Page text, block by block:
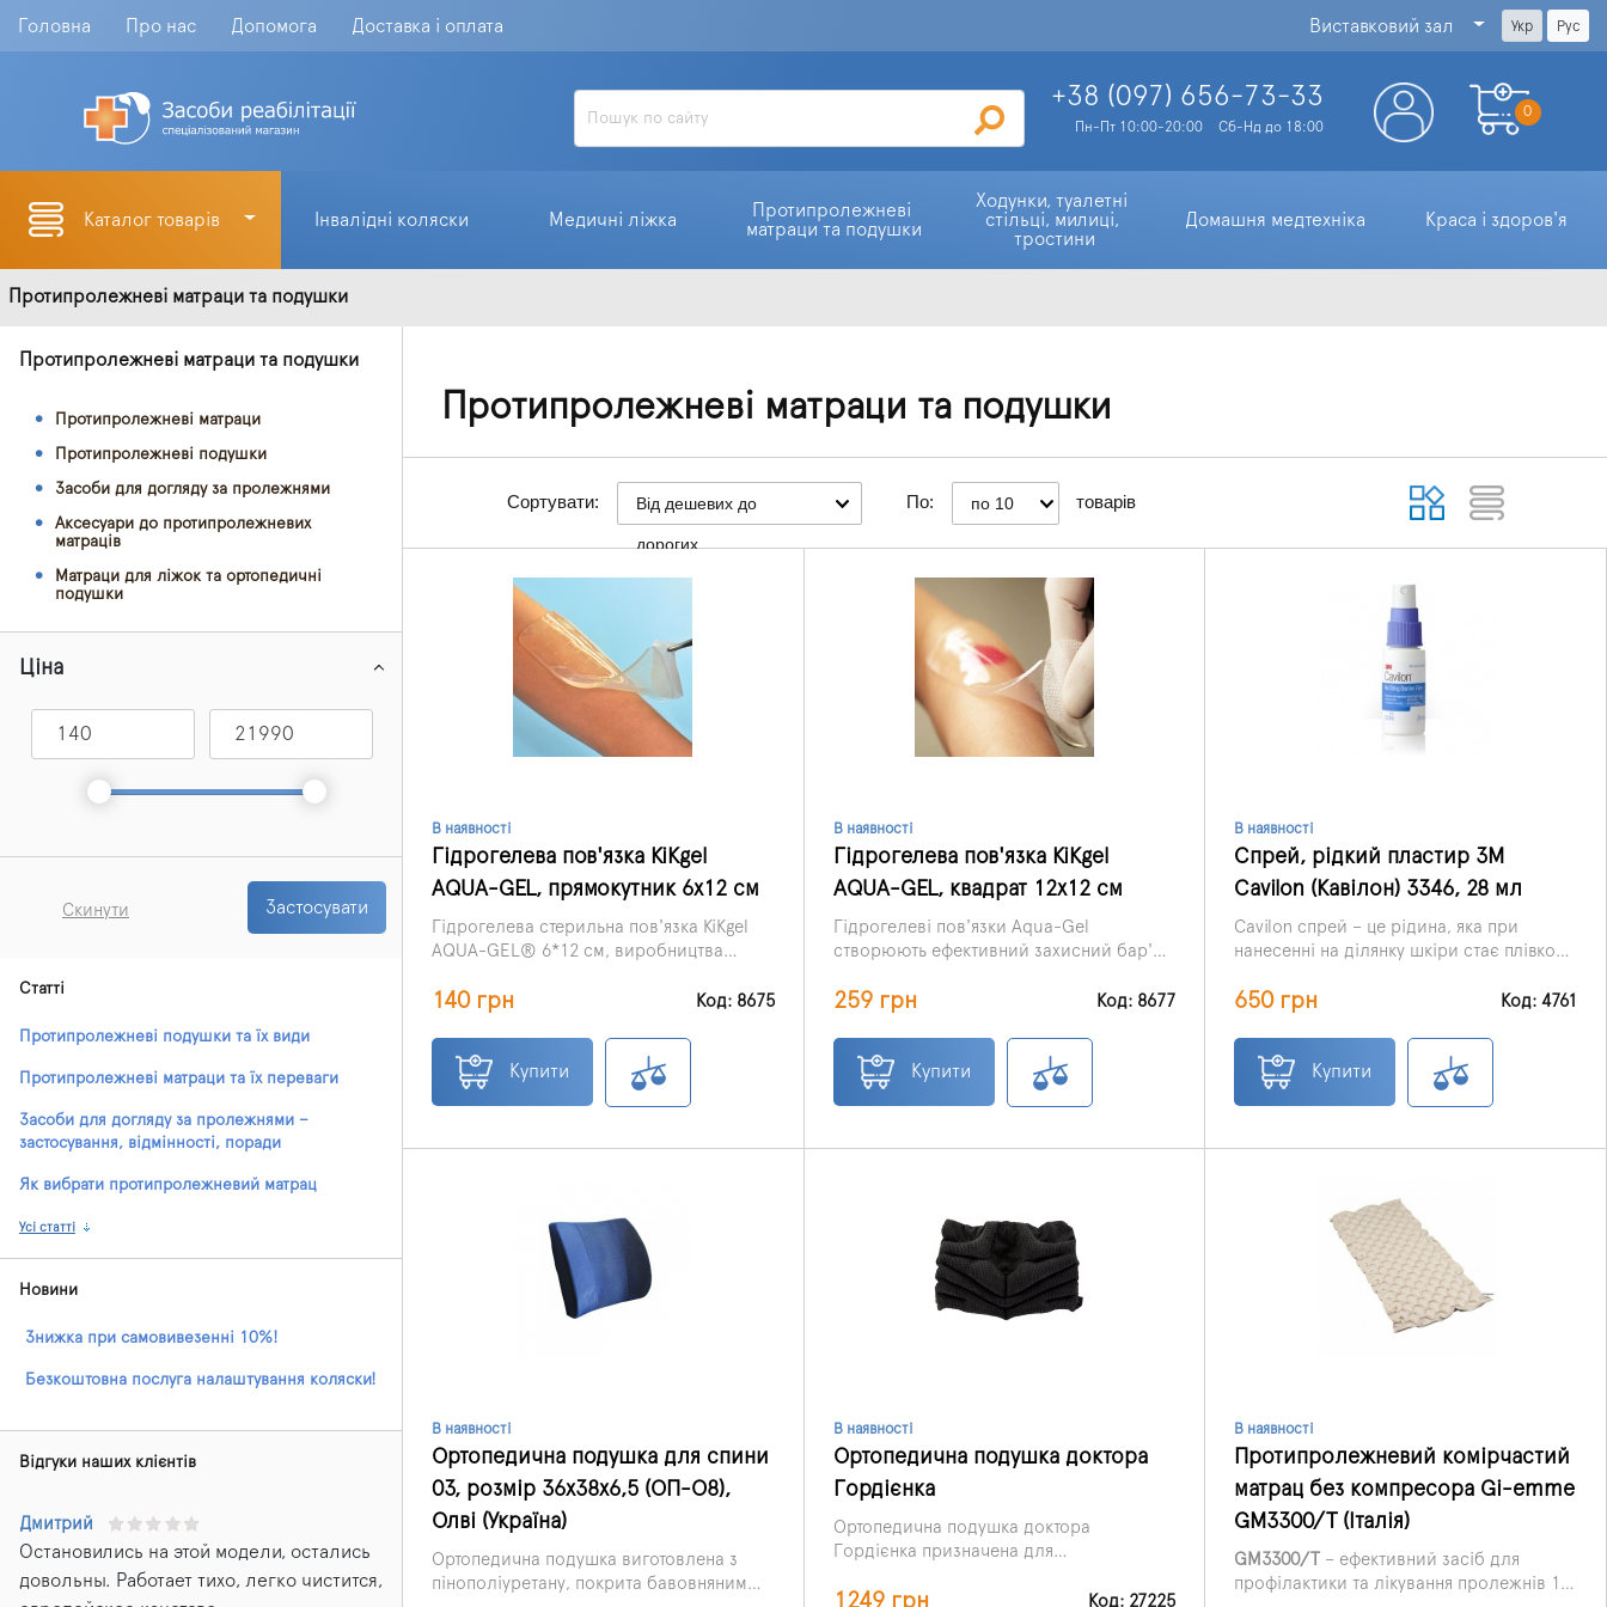
Головна Про нас Допомога Доставка і оплата Виставковий зал Укр Рус
+38 (097) 656-73-33
Пн-Пт 10:00-20:00 Сб-Нд до 18:00
0
Каталог товарів Інвалідні коляски Медичні ліжка
Протипролежневі
матраци та подушки
Ходунки, туалетні
стільці, милиці,
тростини
Домашня медтехніка Краса і здоров'я
Протипролежневі матраци та подушки
Протипролежневі матраци та подушки
Протипролежневі матраци
Протипролежневі подушки
Засоби для догляду за пролежнями
Аксесуари до протипролежневих
матраців
Матраци для ліжок та ортопедичні
подушки
Ціна
Скинути Застосувати
Статті
Протипролежневі подушки та їх види
Протипролежневі матраци та їх переваги
Засоби для догляду за пролежнями –
застосування, відмінності, поради
Як вибрати протипролежневий матрац
Усі статті
Новини
Знижка при самовивезенні 10%!
Безкоштовна послуга налаштування коляски!
Відгуки наших клієнтів
Дмитрий
Остановились на этой модели, остались
довольны. Работает тихо, легко чистится,
Протипролежневі матраци та подушки
Сортувати: Від дешевих до
дорогих
По: по 10 товарів
В наявності
Гідрогелева пов'язка KiKgеl
AQUA-GEL, прямокутник 6х12 см
Гідрогелева стерильна пов'язка KiKgеl
AQUA-GEL® 6*12 см, виробництва
III покоління, що забезпечує очищення,
походження.
140 грн Код: 8675
Купити
В наявності
Гідрогелева пов'язка KiKgel
AQUA-GEL, квадрат 12х12 см
Гідрогелеві пов'язки Aqua-Gel
створюють ефективний захисний бар'єр
середовища, але при цьому дозволяють
259 грн Код: 8677
Купити
В наявності
Спрей, рідкий пластир 3M
Cavilon (Кавілон) 3346, 28 мл
Cavilon спрей – це рідина, яка при
нанесенні на ділянку шкіри стає плівкою,
650 грн Код: 4761
Купити
В наявності
Ортопедична подушка для спини
03, розмір 36x38x6,5 (ОП-О8),
Олві (Україна)
Ортопедична подушка виготовлена ​​з
пінополіуретану, покрита бавовняним
В наявності
Ортопедична подушка доктора
Гордієнка
Ортопедична подушка доктора
Гордієнка призначена для
Виготовлена ​​із матеріалів, які
1249 грн Код: 27225
В наявності
Протипролежневий комірчастий
матрац без компресора Gi-emme
GM3300/T (Італія)
GM3300/T
– ефективний засіб для
профілактики та лікування пролежнів 1–